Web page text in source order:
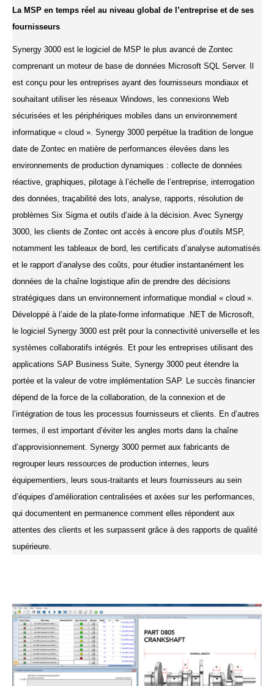
La MSP en temps réel au niveau global de l’entreprise et de ses
fournisseurs
Synergy 3000 est le logiciel de MSP le plus avancé de Zontec
comprenant un moteur de base de données Microsoft SQL Server. Il
est conçu pour les entreprises ayant des fournisseurs mondiaux et
souhaitant utiliser les réseaux Windows, les connexions Web
sécurisées et les périphériques mobiles dans un environnement
informatique « cloud ». Synergy 3000 perpétue la tradition de longue
date de Zontec en matière de performances élevées dans les
environnements de production dynamiques : collecte de données
réactive, graphiques, pilotage à l’échelle de l’entreprise, interrogation
des données, traçabilité des lots, analyse, rapports, résolution de
problèmes Six Sigma et outils d’aide à la décision. Avec Synergy
3000, les clients de Zontec ont accès à encore plus d’outils MSP,
notamment les tableaux de bord, les certificats d’analyse automatisés
et le rapport d’analyse des coûts, pour étudier instantanément les
données de la chaîne logistique afin de prendre des décisions
stratégiques dans un environnement informatique mondial « cloud ».
Développé à l’aide de la plate-forme informatique .NET de Microsoft,
le logiciel Synergy 3000 est prêt pour la connectivité universelle et les
systèmes collaboratifs intégrés. Et pour les entreprises utilisant des
applications SAP Business Suite, Synergy 3000 peut étendre la
portée et la valeur de votre implémentation SAP. Le succès financier
dépend de la force de la collaboration, de la connexion et de
l’intégration de tous les processus fournisseurs et clients. En d’autres
termes, il est important d’éviter les angles morts dans la chaîne
d’approvisionnement. Synergy 3000 permet aux fabricants de
regrouper leurs ressources de production internes, leurs
équipementiers, leurs sous-traitants et leurs fournisseurs au sein
d’équipes d’amélioration centralisées et axées sur les performances,
qui documentent en permanence comment elles répondent aux
attentes des clients et les surpassent grâce à des rapports de qualité
supérieure.